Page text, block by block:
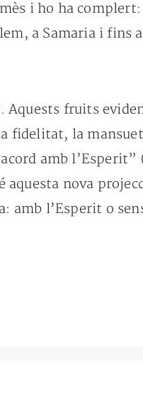
i ho ha
a Samaria i fins
fruits
fidelitat, la
amb l’Esperit”
nova
amb l’Esperit o